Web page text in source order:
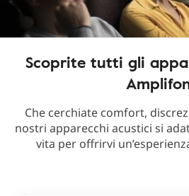
Scoprite tutti gli
Che cerchiate comfort,
nostri apparecchi acustici si
vita per offrirvi